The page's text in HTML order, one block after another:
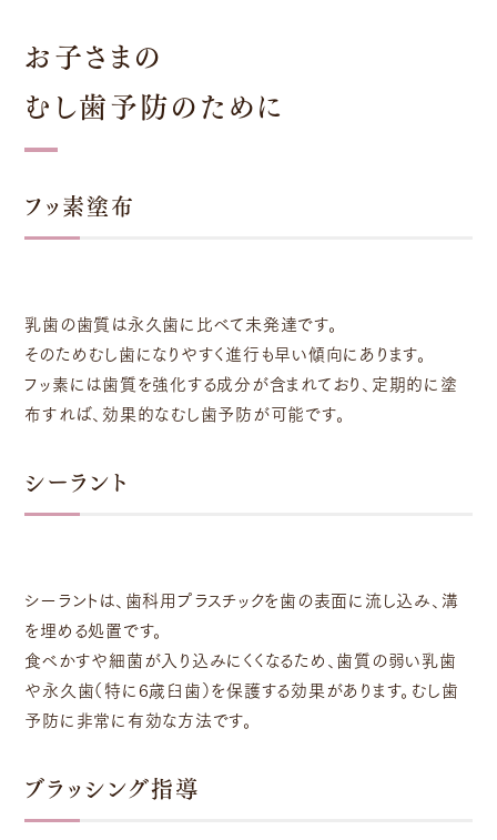
お子さまの
むし歯予防のために
フッ素塗布
乳歯の歯質は永久歯に比べて未発達です。
そのためむし歯になりやすく進行も早い傾向にあります。
フッ素には歯質を強化する成分が含まれており、定期的に塗
布すれば、効果的なむし歯予防が可能です。
シーラント
シーラントは、歯科用プラスチックを歯の表面に流し込み、溝
を埋める処置です。
食べかすや細菌が入り込みにくくなるため、歯質の弱い乳歯
や永久歯（特に6歳臼歯）を保護する効果があります。むし歯
予防に非常に有効な方法です。
ブラッシング指導